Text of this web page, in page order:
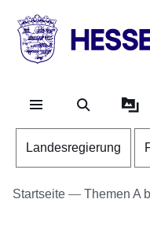
HESSEN
Landesregierung
Landesregierung
Startseite Themen A